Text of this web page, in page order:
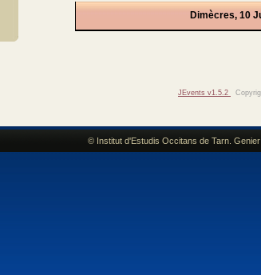
Dimècres, 10
JEvents v1.5.2
© Institut d'Estudis Occitans de Tarn.